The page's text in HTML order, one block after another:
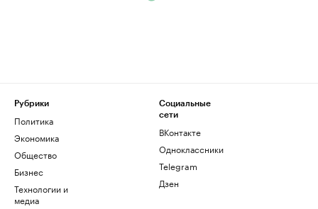
Рубрики
Политика
Экономика
Общество
Бизнес
Технологии и
медиа
Социальные
сети
ВКонтакте
Одноклассники
Telegram
Дзен